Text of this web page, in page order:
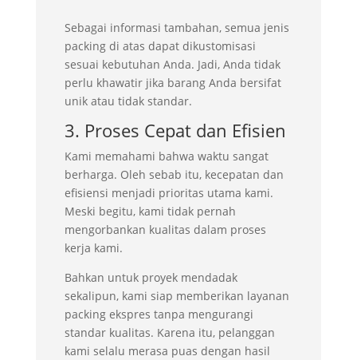
Sebagai informasi tambahan, semua jenis
packing di atas dapat dikustomisasi
sesuai kebutuhan Anda. Jadi, Anda tidak
perlu khawatir jika barang Anda bersifat
unik atau tidak standar.
3. Proses Cepat dan Efisien
Kami memahami bahwa waktu sangat
berharga. Oleh sebab itu, kecepatan dan
efisiensi menjadi prioritas utama kami.
Meski begitu, kami tidak pernah
mengorbankan kualitas dalam proses
kerja kami.
Bahkan untuk proyek mendadak
sekalipun, kami siap memberikan layanan
packing ekspres tanpa mengurangi
standar kualitas. Karena itu, pelanggan
kami selalu merasa puas dengan hasil